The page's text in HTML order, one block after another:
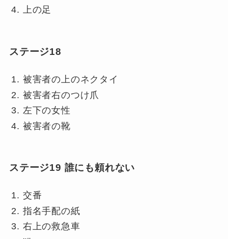
上の足
ステージ18
被害者の上のネクタイ
被害者右のつけ爪
左下の女性
被害者の靴
ステージ19 誰にも頼れない
交番
指名手配の紙
右上の救急車